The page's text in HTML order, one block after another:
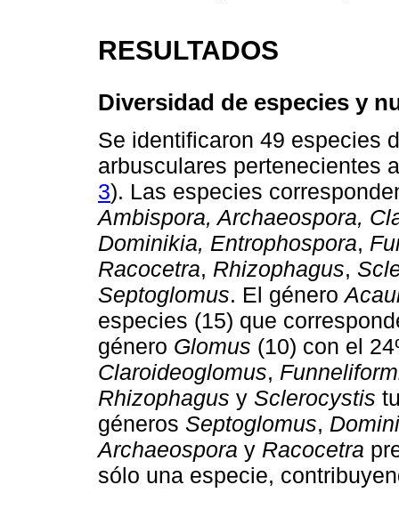
RESULTADOS
Diversidad de especies y
Se identificaron 49 especies
arbusculares pertenecientes
3). Las especies
Ambispora, Archaeospora,
Dominikia, Entrophospora,
Racocetra, Rhizophagus,
Septoglomus. El género
especies (15) que
género Glomus (10) con el
Claroideoglomus,
Rhizophagus y Sclerocystis
géneros Septoglomus,
Archaeospora y Racocetra
sólo una especie,